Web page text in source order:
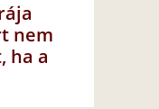
nem
ha a